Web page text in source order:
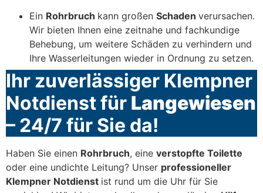
Ein Rohrbruch kann großen Schaden verursachen.
Wir bieten Ihnen eine zeitnahe und fachkundige
Behebung, um weitere Schäden zu verhindern und
Ihre Wasserleitungen wieder in Ordnung zu setzen.
Ihr zuverlässiger Klempner
Notdienst für Langewiesen
– 24/7 für Sie da!
Haben Sie einen Rohrbruch, eine verstopfte Toilette
oder eine undichte Leitung? Unser professioneller
Klempner Notdienst ist rund um die Uhr für Sie